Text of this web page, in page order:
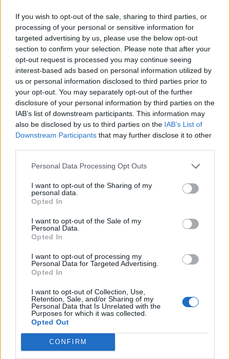
If you wish to opt-out of the sale, sharing to third parties, or
processing of your personal or sensitive information for
targeted advertising by us, please use the below opt-out
section to confirm your selection. Please note that after your
opt-out request is processed you may continue seeing
interest-based ads based on personal information utilized by
us or personal information disclosed to third parties prior to
your opt-out. You may separately opt-out of the further
disclosure of your personal information by third parties on the
IAB’s list of downstream participants. This information may
also be disclosed by us to third parties on the IAB’s List of
Downstream Participants that may further disclose it to other
Personal Data Processing Opt Outs
I want to opt-out of the Sharing of my
personal data.
Opted In
I want to opt-out of the Sale of my
Personal Data.
Opted In
I want to opt-out of processing my
Personal Data for Targeted Advertising.
Opted In
I want to opt-out of Collection, Use,
Retention, Sale, and/or Sharing of my
Personal Data that Is Unrelated with the
Purposes for which it was collected.
Opted Out
CONFIRM
Ειδικό Χωροταξικό Πλαίσιο για τον Τουρισμό: Στρατηγικό εργαλείο
για βιώσιμη τουριστική ανάπτυξη
HELLENiQ ENERGY: Κέρδη 393
εκατ. ευρώ στο α' εξάμηνο –
Στα 734 εκατ. ευρώ τα EBITDA
ΣΤΑΣΥ: 29,4 χλμ. νέων
σιδηροτροχιών στο Μετρό της
Αθήνας - Στο τελικό στάδιο το
μεγαλύτερο έργο αναβάθμισης
Η Chery επενδύει 75 εκατ. δολάρια στην KG Mobility
Το FIAT 500 Hybrid τώρα από
FTSE4Good
Alpha Bank: Για πρώτη φορά το Αρχαίο Θέατρο Επιδαύρου άνοιξε τις
πύλες του σε όλους
ESG Report 2025: Πώς η ΑΒ Βασιλόπουλος μετατρέπει τη
βιωσιμότητα σε καθημερινή πράξη